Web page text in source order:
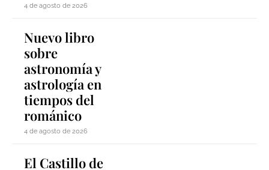
4 de agosto de 2026
Nuevo libro
sobre
astronomía y
astrología en
tiempos del
románico
4 de agosto de 2026
El Castillo de